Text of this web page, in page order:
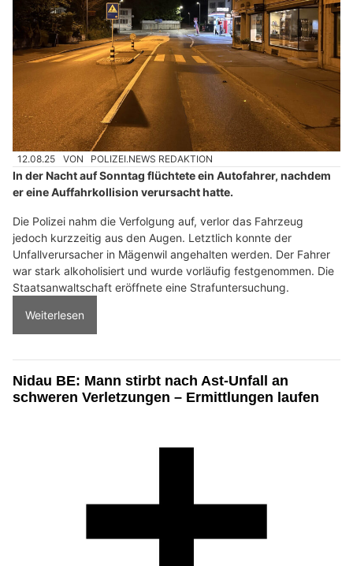
12.08.25 VON POLIZEI.NEWS REDAKTION
In der Nacht auf Sonntag flüchtete ein Autofahrer, nachdem
er eine Auffahrkollision verursacht hatte.
Die Polizei nahm die Verfolgung auf, verlor das Fahrzeug
jedoch kurzzeitig aus den Augen. Letztlich konnte der
Unfallverursacher in Mägenwil angehalten werden. Der Fahrer
war stark alkoholisiert und wurde vorläufig festgenommen. Die
Staatsanwaltschaft eröffnete eine Strafuntersuchung.
Weiterlesen
Nidau BE: Mann stirbt nach Ast-Unfall an
schweren Verletzungen – Ermittlungen laufen